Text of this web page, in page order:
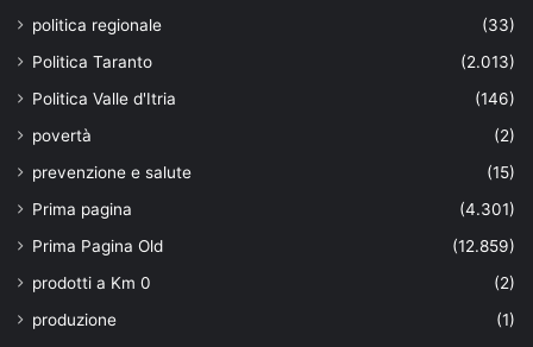
politica regionale
(33)
Politica Taranto
(2.013)
Politica Valle d'Itria
(146)
povertà
(2)
prevenzione e salute
(15)
Prima pagina
(4.301)
Prima Pagina Old
(12.859)
prodotti a Km 0
(2)
produzione
(1)